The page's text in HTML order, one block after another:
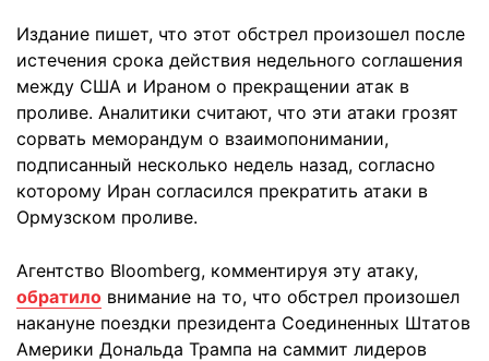
Издание пишет, что этот обстрел произошел после
истечения срока действия недельного соглашения
между США и Ираном о прекращении атак в
проливе. Аналитики считают, что эти атаки грозят
сорвать меморандум о взаимопонимании,
подписанный несколько недель назад, согласно
которому Иран согласился прекратить атаки в
Ормузском проливе.
Агентство Bloomberg, комментируя эту атаку,
обратило внимание на то, что обстрел произошел
накануне поездки президента Соединенных Штатов
Америки Дональда Трампа на саммит лидеров